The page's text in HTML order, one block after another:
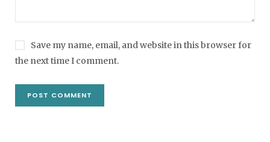
Save my name, email, and website in this browser for
the next time I comment.